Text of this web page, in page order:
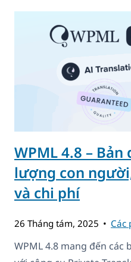
WPML 4.8 –
lượng con
và chi phí
26 Tháng tám, 2025 Các
WPML 4.8 mang đến các